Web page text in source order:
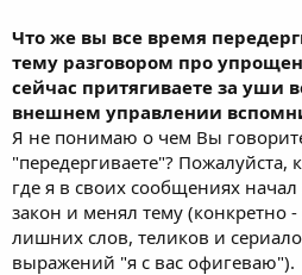
Что же вы все время
тему разговором про
сейчас притягиваете за уши
внешнем управлении
Я не понимаю о чем Вы
"передергиваете"? Пожалуйста,
где я в своих сообщениях
закон и менял тему (конкретно
лишних слов, теликов и
выражений "я с вас офигеваю").